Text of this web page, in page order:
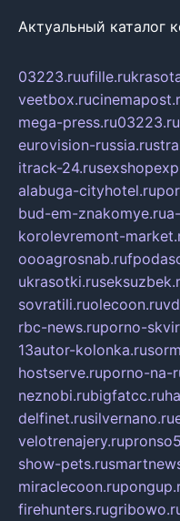
Актуальный каталог
03223.ruufille.ru
veetbox.ru
mega-press.ru03223.ru
eurovision-russia.ru
itrack-24.ru
alabuga-cityhotel.ru
bud-em-znakomye.ru
korolevremont-
oooagrosnab.ru
ukrasotki.ru
sovratili.ruolecoon.ru
rbc-news.ruporno-
13autor-kolonka.ru
hostserve.ruporno-na-
neznobi.rubigfatcc.ru
delfinet.rusilvernano.ru
velotrenajery.ru
show-pets.ru
miraclecoon.ru
firehunters.ru